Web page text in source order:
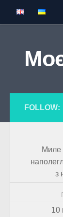
Skip to
FOLLOW:
Миле
з
10